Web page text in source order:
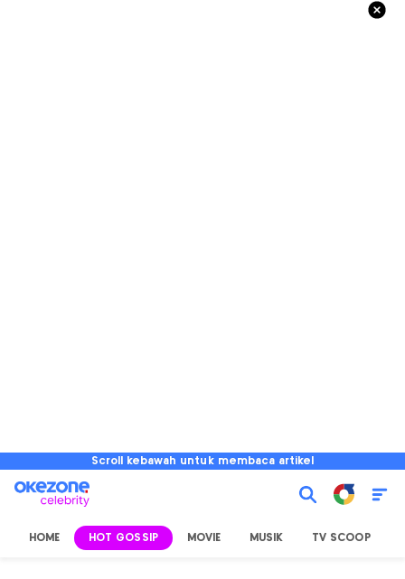
Scroll kebawah untuk membaca artikel
HOME HOT GOSSIP MOVIE MUSIK TV SCOOP